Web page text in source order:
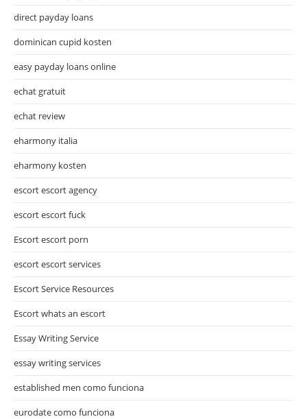
direct payday loans
dominican cupid kosten
easy payday loans online
echat gratuit
echat review
eharmony italia
eharmony kosten
escort escort agency
escort escort fuck
Escort escort porn
escort escort services
Escort Service Resources
Escort whats an escort
Essay Writing Service
essay writing services
established men como funciona
eurodate como funciona